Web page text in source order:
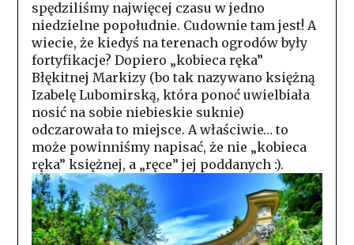
spędziliśmy najwięcej czasu w jedno
niedzielne popołudnie. Cudownie tam jest! A
wiecie, że kiedyś na terenach ogrodów były
fortyfikacje? Dopiero „kobieca ręka”
Błękitnej Markizy (bo tak nazywano księżną
Izabelę Lubomirską, która ponoć uwielbiała
nosić na sobie niebieskie suknie)
odczarowała to miejsce. A właściwie… to
może powinniśmy napisać, że nie „kobieca
ręka” księżnej, a „ręce” jej poddanych :).